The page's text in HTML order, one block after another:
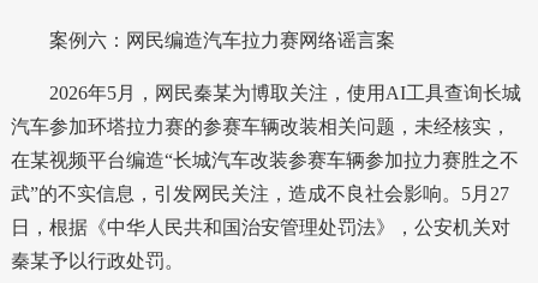
案例六：网民编造汽车拉力赛网络谣言案
2026年5月，网民秦某为博取关注，使用AI工具查询长城
汽车参加环塔拉力赛的参赛车辆改装相关问题，未经核实，
在某视频平台编造“长城汽车改装参赛车辆参加拉力赛胜之不
武”的不实信息，引发网民关注，造成不良社会影响。5月27
日，根据《中华人民共和国治安管理处罚法》，公安机关对
秦某予以行政处罚。